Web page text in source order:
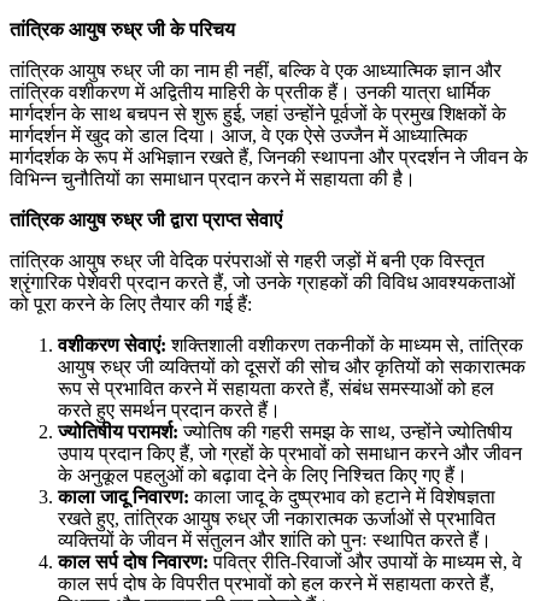
तांत्रिक आयुष रुध्र जी के परिचय
तांत्रिक आयुष रुध्र जी का नाम ही नहीं, बल्कि वे एक आध्यात्मिक ज्ञान और
तांत्रिक वशीकरण में अद्वितीय माहिरी के प्रतीक हैं। उनकी यात्रा धार्मिक
मार्गदर्शन के साथ बचपन से शुरू हुई, जहां उन्होंने पूर्वजों के प्रमुख शिक्षकों के
मार्गदर्शन में खुद को डाल दिया। आज, वे एक ऐसे उज्जैन में आध्यात्मिक
मार्गदर्शक के रूप में अभिज्ञान रखते हैं, जिनकी स्थापना और प्रदर्शन ने जीवन के
विभिन्न चुनौतियों का समाधान प्रदान करने में सहायता की है।
तांत्रिक आयुष रुध्र जी द्वारा प्राप्त सेवाएं
तांत्रिक आयुष रुध्र जी वेदिक परंपराओं से गहरी जड़ों में बनी एक विस्तृत
श्रृंगारिक पेशेवरी प्रदान करते हैं, जो उनके ग्राहकों की विविध आवश्यकताओं
को पूरा करने के लिए तैयार की गई हैं:
वशीकरण सेवाएं: शक्तिशाली वशीकरण तकनीकों के माध्यम से, तांत्रिक
आयुष रुध्र जी व्यक्तियों को दूसरों की सोच और कृतियों को सकारात्मक
रूप से प्रभावित करने में सहायता करते हैं, संबंध समस्याओं को हल
करते हुए समर्थन प्रदान करते हैं।
ज्योतिषीय परामर्श: ज्योतिष की गहरी समझ के साथ, उन्होंने ज्योतिषीय
उपाय प्रदान किए हैं, जो ग्रहों के प्रभावों को समाधान करने और जीवन
के अनुकूल पहलुओं को बढ़ावा देने के लिए निश्चित किए गए हैं।
काला जादू निवारण: काला जादू के दुष्प्रभाव को हटाने में विशेषज्ञता
रखते हुए, तांत्रिक आयुष रुध्र जी नकारात्मक ऊर्जाओं से प्रभावित
व्यक्तियों के जीवन में संतुलन और शांति को पुनः स्थापित करते हैं।
काल सर्प दोष निवारण: पवित्र रीति-रिवाजों और उपायों के माध्यम से, वे
काल सर्प दोष के विपरीत प्रभावों को हल करने में सहायता करते हैं,